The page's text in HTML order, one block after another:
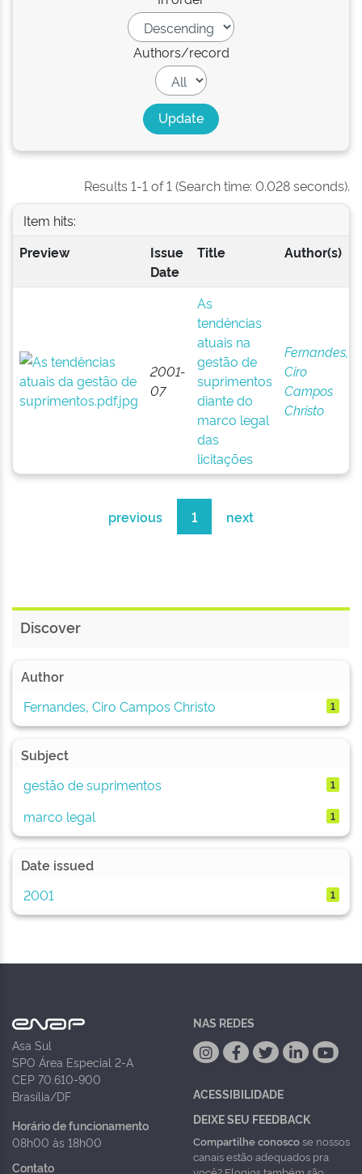
Authors/record
Results 1-1 of 1 (Search time: 0.028 seconds).
Item hits:
Preview
Issue
Date
Title Author(s)
2001-
07
As
tendências
atuais na
gestão de
suprimentos
diante do
marco legal
das
licitações
Fernandes,
Ciro
Campos
Christo
previous 1 next
Discover
Author
Fernandes, Ciro Campos Christo
1
Subject
gestão de suprimentos
1
marco legal 1
Date issued
2001
1
Asa Sul
SPO Área Especial 2-A
CEP 70.610-900
Brasília/DF
Horário de funcionamento
08h00 às 18h00
Contato
NAS REDES
ACESSIBILIDADE
DEIXE SEU FEEDBACK
Compartilhe conoscose nossos
canais estão adequados pra